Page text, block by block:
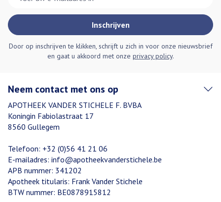
Inschrijven
Door op inschrijven te klikken, schrijft u zich in voor onze nieuwsbrief
en gaat u akkoord met onze privacy policy.
Neem contact met ons op
APOTHEEK VANDER STICHELE F. BVBA
Koningin Fabiolastraat 17
8560 Gullegem
Telefoon: +32 (0)56 41 21 06
E-mailadres: info@apotheekvanderstichele.be
APB nummer: 341202
Apotheek titularis: Frank Vander Stichele
BTW nummer: BE0878915812